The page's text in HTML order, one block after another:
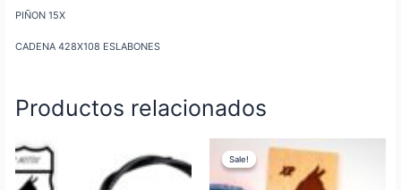
PIÑON 15X
CADENA 428X108 ESLABONES
Productos relacionados
Sale!
Sale!
price
was:
$90.00.
price
$70.00.